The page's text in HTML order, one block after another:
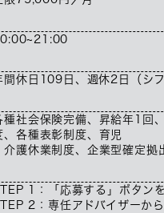
間休日109日、週休2日（シ
種社会保険完備、昇給年1回
、各種表彰制度、育児
介護休業制度、企業型確定拠
1：「応募する」ボタン
2：専任アドバイザーか